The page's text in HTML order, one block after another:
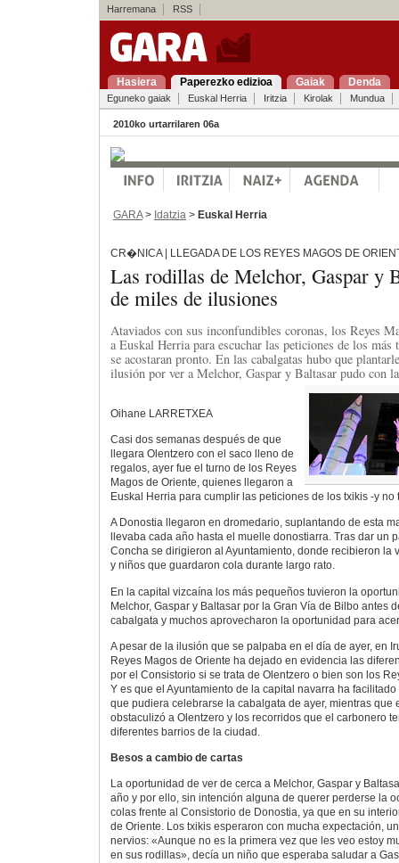
Harremana RSS
Hasiera Paperezko edizioa Gaiak Denda
Eguneko gaiak Euskal Herria Iritzia Kirolak Mundua
2010ko urtarrilaren 06a
GARA> Idatzia > Euskal Herria
CR�NICA | LLEGADA DE LOS REYES MAGOS DE
Las rodillas de Melchor, Gaspar y
de miles de ilusiones
Ataviados con sus inconfundibles coronas, los Reyes
a Euskal Herria para escuchar las peticiones de los
se acostaran pronto. En las cabalgatas hubo que
ilusión por ver a Melchor, Gaspar y Baltasar pudo con
Oihane LARRETXEA
Casi dos semanas después de que
llegara Olentzero con el saco lleno de
regalos, ayer fue el turno de los Reyes
Magos de Oriente, quienes llegaron a
Euskal Herria para cumplir las peticiones de los txikis -y no
A Donostia llegaron en dromedario, suplantando de esta
llevaba cada año hasta el muelle donostiarra. Tras dar un
Concha se dirigieron al Ayuntamiento, donde recibieron la
y niños que guardaron cola durante largo rato.
En la capital vizcaína los más pequeños tuvieron la
Melchor, Gaspar y Baltasar por la Gran Vía de Bilbo antes
cabalgata y muchos aprovecharon la oportunidad para
A pesar de la ilusión que se palpaba en el día de ayer, en
Reyes Magos de Oriente ha dejado en evidencia las
por el Consistorio si se trata de Olentzero o bien son los
Y es que el Ayuntamiento de la capital navarra ha
que pudiera celebrarse la cabalgata de ayer, mientras que
obstaculizó a Olentzero y los recorridos que el carbonero
diferentes barrios de la ciudad.
Besos a cambio de cartas
La oportunidad de ver de cerca a Melchor, Gaspar y
año y por ello, sin intención alguna de querer perderse la
colas frente al Consistorio de Donostia, ya que en su
de Oriente. Los txikis esperaron con mucha expectación,
nervios: «Aunque no es la primera vez que les veo estoy
en sus rodillas», decía un niño que esperaba saludar a